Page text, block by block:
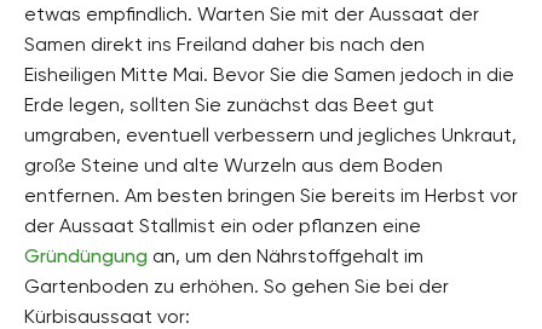
etwas empfindlich. Warten Sie mit der Aussaat der
Samen direkt ins Freiland daher bis nach den
Eisheiligen Mitte Mai. Bevor Sie die Samen jedoch in die
Erde legen, sollten Sie zunächst das Beet gut
umgraben, eventuell verbessern und jegliches Unkraut,
große Steine und alte Wurzeln aus dem Boden
entfernen. Am besten bringen Sie bereits im Herbst vor
der Aussaat Stallmist ein oder pflanzen eine
Gründüngung an, um den Nährstoffgehalt im
Gartenboden zu erhöhen. So gehen Sie bei der
Kürbisaussaat vor: